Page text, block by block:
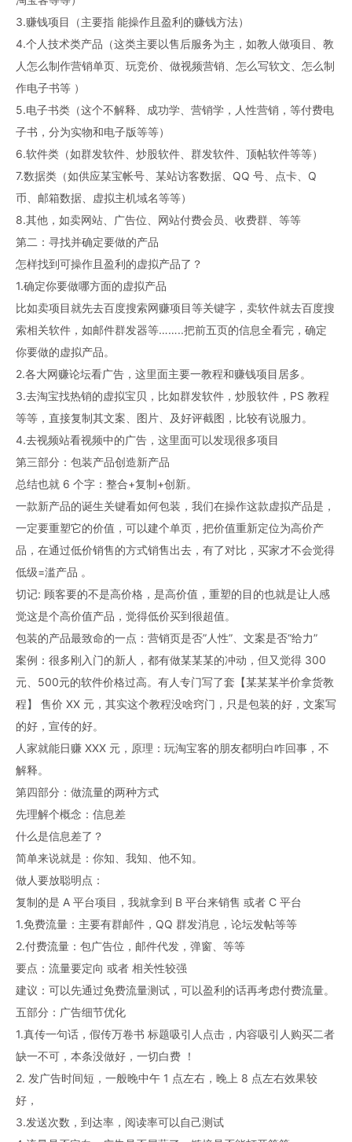
3.赚钱项目（主要指 能操作且盈利的赚钱方法）
4.个人技术类产品（这类主要以售后服务为主，如教人做项目、教
人怎么制作营销单页、玩竞价、做视频营销、怎么写软文、怎么制
作电子书等 ）
5.电子书类（这个不解释、成功学、营销学，人性营销，等付费电
子书，分为实物和电子版等等）
6.软件类（如群发软件、炒股软件、群发软件、顶帖软件等等）
7.数据类（如供应某宝帐号、某站访客数据、QQ 号、点卡、Q
币、邮箱数据、虚拟主机域名等等）
8.其他，如卖网站、广告位、网站付费会员、收费群、等等
第二：寻找并确定要做的产品
怎样找到可操作且盈利的虚拟产品了？
1.确定你要做哪方面的虚拟产品
比如卖项目就先去百度搜索网赚项目等关键字，卖软件就去百度搜
索相关软件，如邮件群发器等……..把前五页的信息全看完，确定
你要做的虚拟产品。
2.各大网赚论坛看广告，这里面主要一教程和赚钱项目居多。
3.去淘宝找热销的虚拟宝贝，比如群发软件，炒股软件，PS 教程
等等，直接复制其文案、图片、及好评截图，比较有说服力。
4.去视频站看视频中的广告，这里面可以发现很多项目
第三部分：包装产品创造新产品
总结也就 6 个字：整合+复制+创新。
一款新产品的诞生关键看如何包装，我们在操作这款虚拟产品是，
一定要重塑它的价值，可以建个单页，把价值重新定位为高价产
品，在通过低价销售的方式销售出去，有了对比，买家才不会觉得
低级=滥产品 。
切记: 顾客要的不是高价格，是高价值，重塑的目的也就是让人感
觉这是个高价值产品，觉得低价买到很超值。
包装的产品最致命的一点：营销页是否”人性”、文案是否“给力”
案例：很多刚入门的新人，都有做某某某的冲动，但又觉得 300
元、500元的软件价格过高。有人专门写了套【某某某半价拿货教
程】 售价 XX 元，其实这个教程没啥窍门，只是包装的好，文案写
的好，宣传的好。
人家就能日赚 XXX 元，原理：玩淘宝客的朋友都明白咋回事，不
解释。
第四部分：做流量的两种方式
先理解个概念：信息差
什么是信息差了？
简单来说就是：你知、我知、他不知。
做人要放聪明点：
复制的是 A 平台项目，我就拿到 B 平台来销售 或者 C 平台
1.免费流量：主要有群邮件，QQ 群发消息，论坛发帖等等
2.付费流量：包广告位，邮件代发，弹窗、等等
要点：流量要定向 或者 相关性较强
建议：可以先通过免费流量测试，可以盈利的话再考虑付费流量。
五部分：广告细节优化
1.真传一句话，假传万卷书 标题吸引人点击，内容吸引人购买二者
缺一不可，本条没做好，一切白费 ！
2. 发广告时间短，一般晚中午 1 点左右，晚上 8 点左右效果较
好，
3.发送次数，到达率，阅读率可以自己测试